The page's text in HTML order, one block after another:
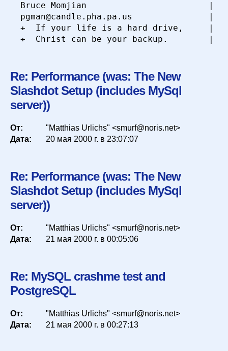
Bruce Momjian                        |
pgman@candle.pha.pa.us               |
+  If your life is a hard drive,     |
Re: Performance (was: The New
Slashdot Setup (includes MySql
server))
От:
"Matthias Urlichs" <smurf@noris.net>
Дата:
20 мая 2000 г. в 23:07:07
Re: Performance (was: The New
Slashdot Setup (includes MySql
server))
От:
"Matthias Urlichs" <smurf@noris.net>
Дата:
21 мая 2000 г. в 00:05:06
Re: MySQL crashme test and
PostgreSQL
От:
"Matthias Urlichs" <smurf@noris.net>
Дата:
21 мая 2000 г. в 00:27:13